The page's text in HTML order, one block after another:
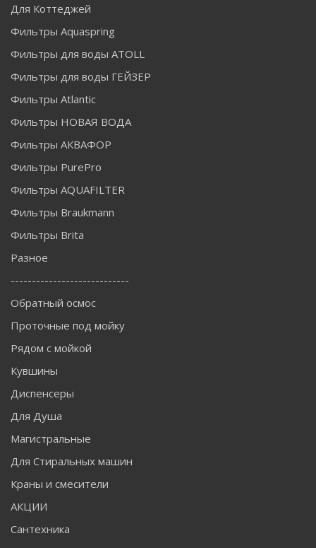
Для Коттеджей
Фильтры Aquaspring
Фильтры для воды ATOLL
Фильтры для воды ГЕЙЗЕР
Фильтры Atlantic
Фильтры НОВАЯ ВОДА
Фильтры АКВАФОР
Фильтры PurePro
Фильтры AQUAFILTER
Фильтры Braukmann
Фильтры Brita
Разное
----------------------------
Обратный осмос
Проточные под мойку
Рядом с мойкой
Кувшины
Диспенсеры
Для Душа
Магистральные
Для Стиральных машин
Краны и смесители
АКЦИИ
Сантехника